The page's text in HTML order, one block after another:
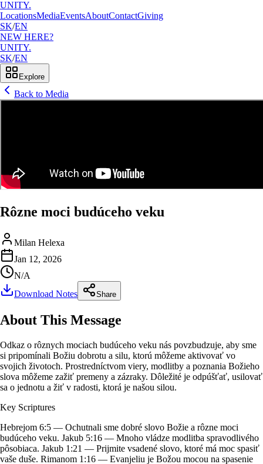
UNITY.
LocationsMediaEventsAboutContactGiving
SK/EN
NEW HERE?
UNITY.
SK/EN
Explore
Back to Media
Rôzne moci budúceho veku
Milan Helexa
Jan 12, 2026
N/A
Download Notes
Share
About This Message
Odkaz o rôznych mociach budúceho veku nás povzbudzuje, aby sme
si pripomínali Božiu dobrotu a silu, ktorú môžeme aktivovať vo
svojich životoch. Prostredníctvom viery, modlitby a poznania Božieho
slova môžeme zažiť premeny a zázraky. Dôležité je odpúšťať, usilovať
sa o jednotu a žiť v radosti, ktorá je našou silou.
Key Scriptures
Hebrejom 6:5 — Ochutnali sme dobré slovo Božie a rôzne moci
budúceho veku. Jakub 5:16 — Mnoho vládze modlitba spravodlivého
pôsobiaca. Jakub 1:21 — Prijmite vsadené slovo, ktoré má moc spasiť
vaše duše. Rimanom 1:16 — Evanjeliu je Božou mocou na spasenie